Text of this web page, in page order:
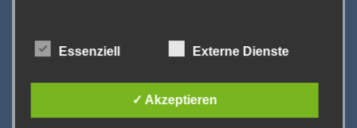
Die S-Bahn Haltestelle „Flughafen / Messe“
liegt nur 200 Meter von Eingang entfernt und
in nur 27 Minuten (ohne Umsteigen) ist man
Name und Anschrift des für die Verarbeitung
Verantwortlicher im Sinne der Datenschutz-
Essenziell Externe Dienste
✓ Akzeptieren